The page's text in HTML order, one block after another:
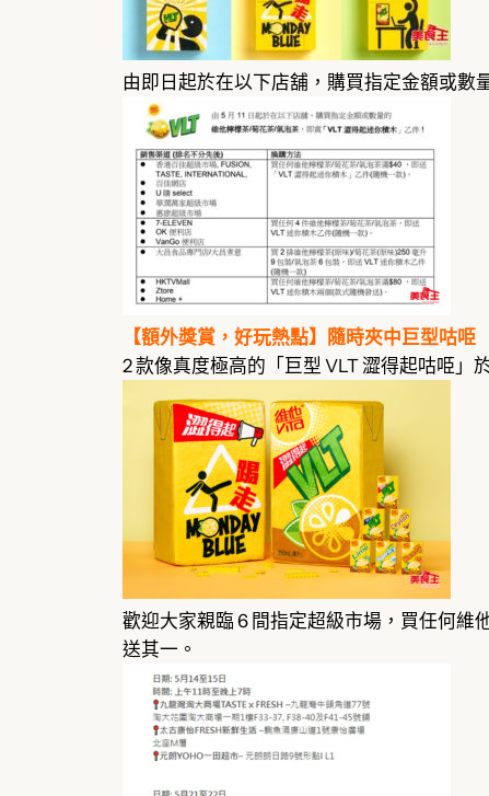
由即日起於在以下店舖，購買指定金額或數
【額外獎賞，好玩熱點】隨時夾中巨型咕𠱸
2 款像真度極高的「巨型 VLT 澀得起咕𠱸」
歡迎大家親臨 6 間指定超級市場，買任何
送其一。